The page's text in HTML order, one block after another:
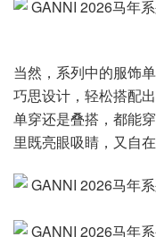
当然，系列中的服饰
巧思设计，轻松搭配
单穿还是叠搭，都能
里既亮眼吸睛，又自在